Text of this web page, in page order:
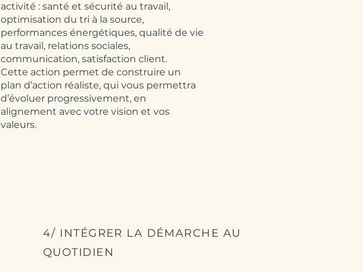
activité : santé et sécurité au travail,
optimisation du tri à la source,
performances énergétiques, qualité de vie
au travail, relations sociales,
communication, satisfaction client.
Cette action permet de construire un
plan d’action réaliste, qui vous permettra
d’évoluer progressivement, en
alignement avec votre vision et vos
valeurs.
4/ INTÉGRER LA DÉMARCHE AU
QUOTIDIEN